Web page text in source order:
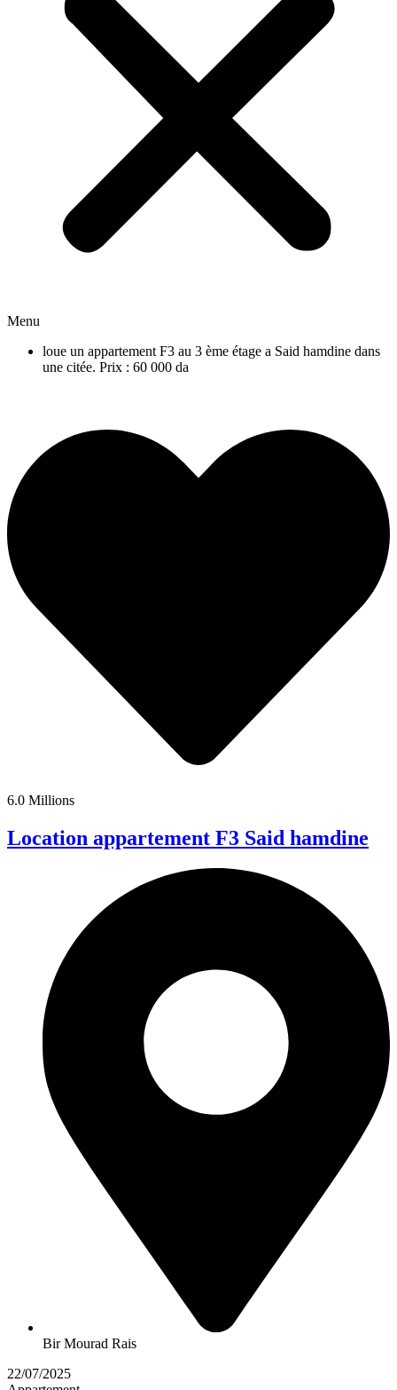
Menu
loue un appartement F3 au 3 ème étage a Said hamdine dans
une citée. Prix : 60 000 da
6.0 Millions
Location appartement F3 Said hamdine
Bir Mourad Rais
22/07/2025